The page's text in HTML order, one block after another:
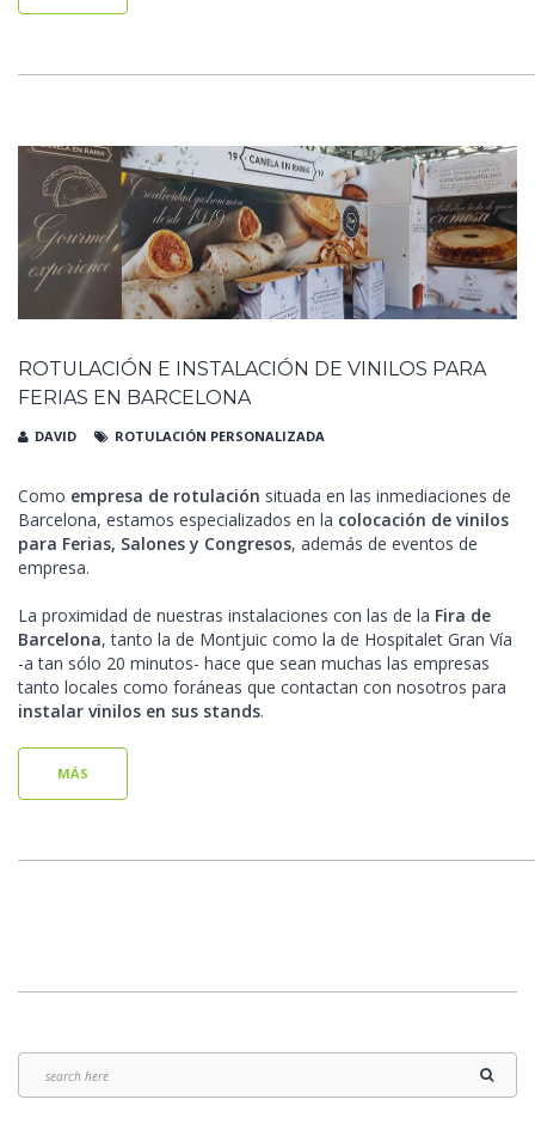
ROTULACIÓN E INSTALACIÓN DE VINILOS PARA
FERIAS EN BARCELONA
DAVID ROTULACIÓN PERSONALIZADA
Como empresa de rotulación situada en las inmediaciones de
Barcelona, estamos especializados en la colocación de vinilos
para Ferias, Salones y Congresos, además de eventos de
empresa.
La proximidad de nuestras instalaciones con las de la Fira de
Barcelona, tanto la de Montjuic como la de Hospitalet Gran Vía
-a tan sólo 20 minutos- hace que sean muchas las empresas
tanto locales como foráneas que contactan con nosotros para
instalar vinilos en sus stands.
MÁS